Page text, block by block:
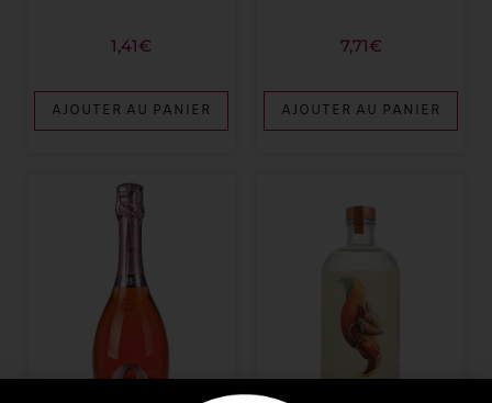
1,41€
AJOUTER AU PANIER
7,71€
AJOUTER AU PANIER